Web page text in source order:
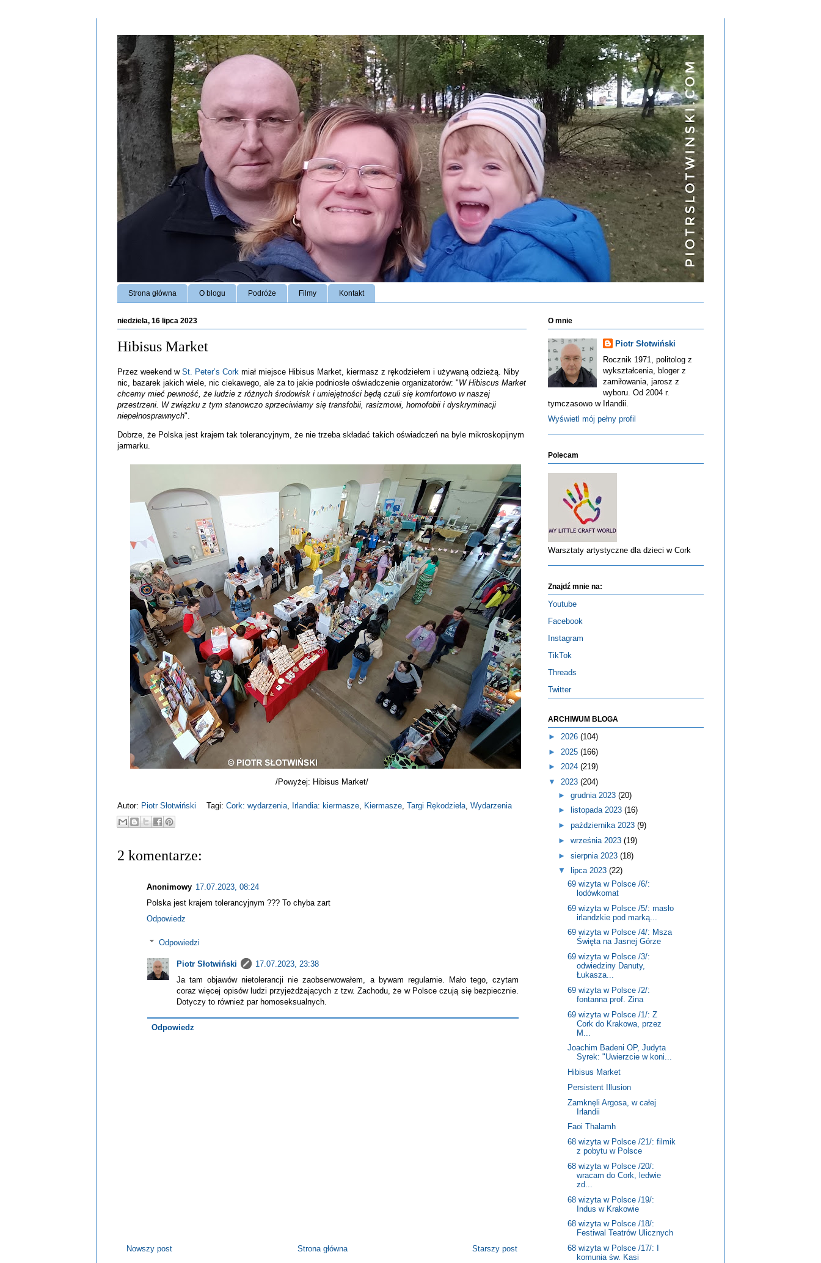
Strona główna O blogu Podróże Filmy Kontakt
niedziela, 16 lipca 2023
Hibisus Market
Przez weekend w St. Peter’s Cork miał miejsce Hibisus Market, kiermasz z rękodziełem i używaną odzieżą. Niby
nic, bazarek jakich wiele, nic ciekawego, ale za to jakie podniosłe oświadczenie organizatorów: "W Hibiscus Market
chcemy mieć pewność, że ludzie z różnych środowisk i umiejętności będą czuli się komfortowo w naszej
przestrzeni. W związku z tym stanowczo sprzeciwiamy się transfobii, rasizmowi, homofobii i dyskryminacji
niepełnosprawnych".
Dobrze, że Polska jest krajem tak tolerancyjnym, że nie trzeba składać takich oświadczeń na byle mikroskopijnym
jarmarku.
/Powyżej: Hibisus Market/
Autor: Piotr Słotwiński Tagi: Cork: wydarzenia Irlandia: kiermasze Kiermasze Targi Rękodzieła Wydarzenia
2 komentarze:
Anonimowy 17.07.2023, 08:24
Polska jest krajem tolerancyjnym ??? To chyba zart
Odpowiedz
Odpowiedzi
Piotr Słotwiński
17.07.2023, 23:38
Ja tam objawów nietolerancji nie zaobserwowałem, a bywam regularnie. Mało tego, czytam
coraz więcej opisów ludzi przyjeżdżających z tzw. Zachodu, że w Polsce czują się bezpiecznie.
Dotyczy to również par homoseksualnych.
Odpowiedz
Nowszy post Starszy post
Strona główna
O mnie
Piotr Słotwiński
Rocznik 1971, politolog z
wykształcenia, bloger z
zamiłowania, jarosz z
wyboru. Od 2004 r.
tymczasowo w Irlandii.
Wyświetl mój pełny profil
Polecam
Warsztaty artystyczne dla dzieci w Cork
Znajdź mnie na:
Youtube
Facebook
Instagram
TikTok
Threads
Twitter
ARCHIWUM BLOGA
► 2026 (104)
► 2025 (166)
► 2024 (219)
▼ 2023 (204)
► grudnia 2023 (20)
►
listopada 2023 (16)
► października 2023 (9)
► września 2023 (19)
► sierpnia 2023 (18)
▼
lipca 2023 (22)
69 wizyta w Polsce /6/:
lodówkomat
69 wizyta w Polsce /5/: masło
irlandzkie pod marką...
69 wizyta w Polsce /4/: Msza
Święta na Jasnej Górze
69 wizyta w Polsce /3/:
odwiedziny Danuty,
Łukasza...
69 wizyta w Polsce /2/:
fontanna prof. Zina
69 wizyta w Polsce /1/: Z
Cork do Krakowa, przez
M...
Joachim Badeni OP, Judyta
Syrek: "Uwierzcie w koni...
Hibisus Market
Persistent Illusion
Zamknęli Argosa, w całej
Irlandii
Faoi Thalamh
68 wizyta w Polsce /21/: filmik
z pobytu w Polsce
68 wizyta w Polsce /20/:
wracam do Cork, ledwie
zd...
68 wizyta w Polsce /19/:
Indus w Krakowie
68 wizyta w Polsce /18/:
Festiwal Teatrów Ulicznych
68 wizyta w Polsce /17/: I
komunia św. Kasi